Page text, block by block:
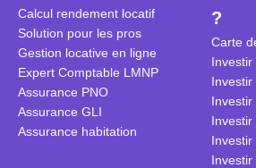
Calcul rendement locatif
Solution pour les pros
Gestion locative en ligne
Expert Comptable LMNP
Assurance PNO
Assurance GLI
Assurance habitation
?
Carte
Investir
Investir
Investir
Investir
Investir
Investir